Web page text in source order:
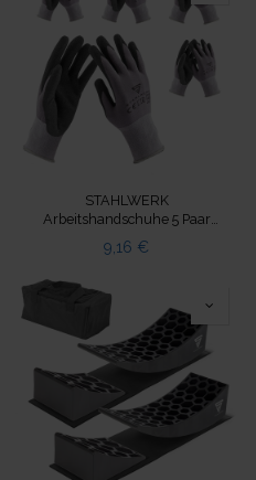
und Ladegerät
STAHLWERK
Arbeitshandschuhe 5 Paar
Größe L mit Nitril PU-
Beschichtung rutschfest
9,16 €